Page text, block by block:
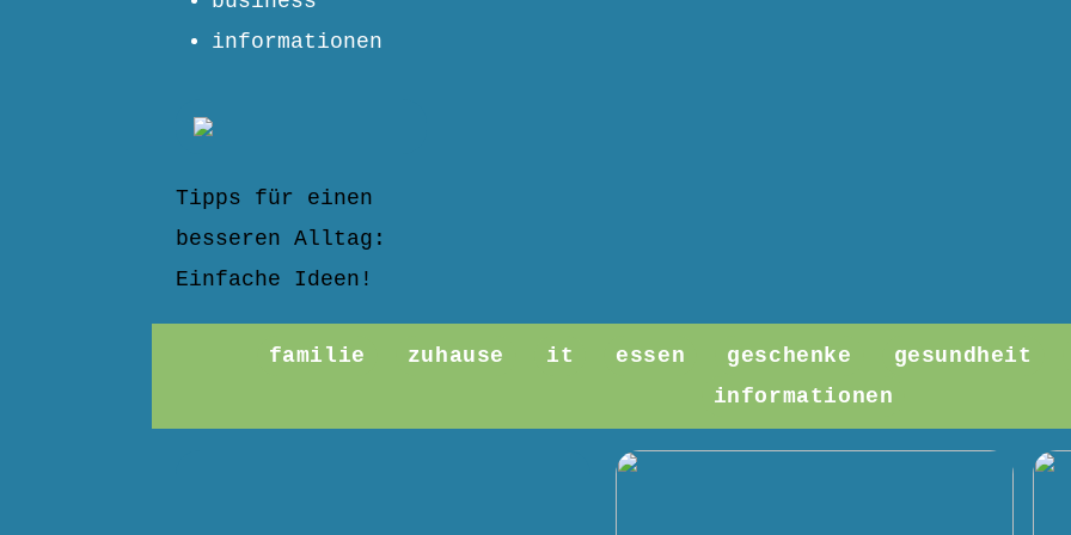
informationen
Tipps für einen
besseren Alltag:
Einfache Ideen!
familie zuhause it essen geschenke gesundheit
informationen